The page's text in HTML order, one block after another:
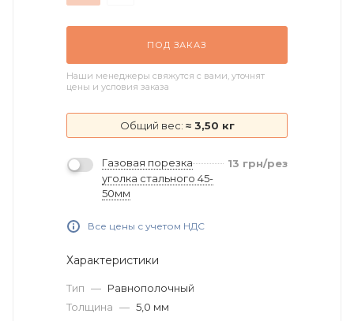
ПОД ЗАКАЗ
Наши менеджеры свяжутся с вами, уточнят
цены и условия заказа
Общий вес: ≈ 3,50 кг
Газовая порезка
уголка стального 45-
50мм
13 грн/рез
Все цены с учетом НДС
Характеристики
Тип — Равнополочный
Толщина — 5,0 мм